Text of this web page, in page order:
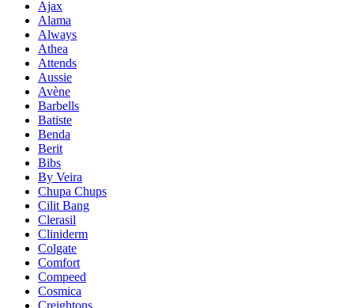
Ajax
Alama
Always
Athea
Attends
Aussie
Avène
Barbells
Batiste
Benda
Berit
Bibs
By Veira
Chupa Chups
Cilit Bang
Clerasil
Cliniderm
Colgate
Comfort
Compeed
Cosmica
Creightons